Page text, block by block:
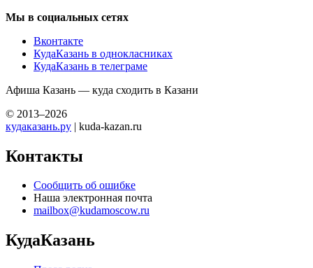
Мы в социальных сетях
Вконтакте
КудаКазань в однокласниках
КудаКазань в телеграме
Афиша Казань — куда сходить в Казани
© 2013–2026
кудаказань.ру | kuda-kazan.ru
Контакты
Сообщить об ошибке
Наша электронная почта
mailbox@kudamoscow.ru
КудаКазань